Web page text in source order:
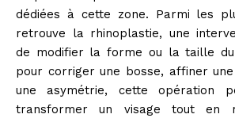
dédiées à cette zone. Parmi les
retrouve la rhinoplastie, une
de modifier la forme ou la taille
pour corriger une bosse, affiner
une asymétrie, cette opération
transformer un visage tout en